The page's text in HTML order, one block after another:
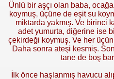
Ünlü bir aşçı olan baba, oc
koymuş, üçüne de eşit su
miktarda yakmış. Ve birinci
adet yumurta, diğerine ise
çekirdeği koymuş. Ve her
Daha sonra ateşi kesmiş.
tane de boş
İlk önce haşlanmış havucu